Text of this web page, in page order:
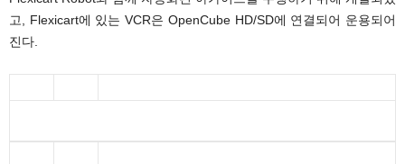
고, Flexicart에 있는 VCR은 OpenCube HD/SD에 연결되어 운용되어
진다.